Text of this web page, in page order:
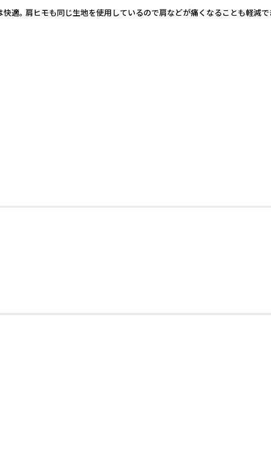
適。 肩ヒモも同じ生地を使用しているので肩などが痛くなることも軽減で